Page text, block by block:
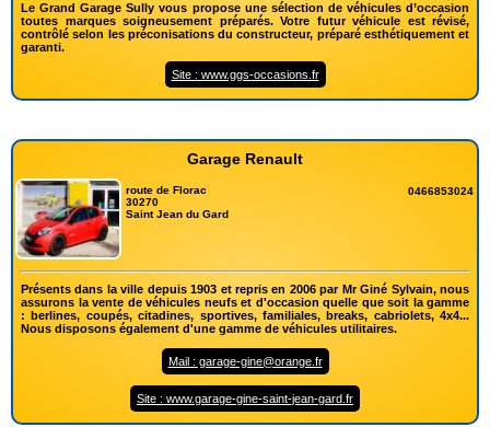
Le Grand Garage Sully vous propose une sélection de véhicules d’occasion
toutes marques soigneusement préparés. Votre futur véhicule est révisé,
contrôlé selon les préconisations du constructeur, préparé esthétiquement et
garanti.
Site : www.ggs-occasions.fr
Garage Renault
route de Florac
30270
Saint Jean du Gard
0466853024
Présents dans la ville depuis 1903 et repris en 2006 par Mr Giné Sylvain, nous
assurons la vente de véhicules neufs et d'occasion quelle que soit la gamme
: berlines, coupés, citadines, sportives, familiales, breaks, cabriolets, 4x4...
Nous disposons également d'une gamme de véhicules utilitaires.
Mail : garage-gine@orange.fr
Site : www.garage-gine-saint-jean-gard.fr